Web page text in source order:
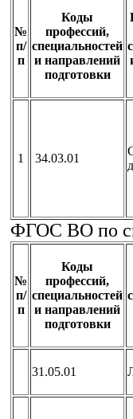
№
п/
п
Коды
профессий,
специальностей
и направлений
подготовки
1 34.03.01
ФГОС ВО по
№
п/
п
Коды
профессий,
специальностей
и направлений
подготовки
31.05.01